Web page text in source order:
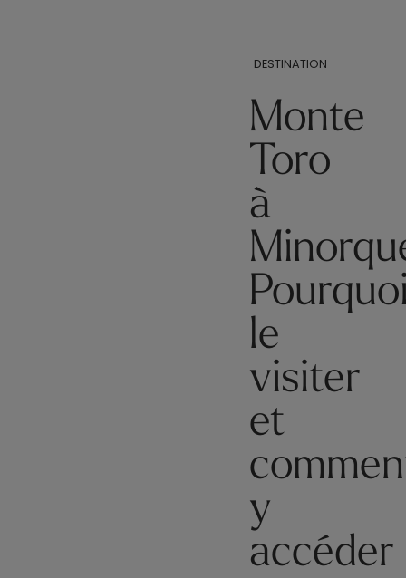
DESTINATION
Monte
Toro
à
le
visiter
et
y
accéder